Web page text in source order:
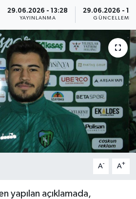
29.06.2026 - 13:28
YAYINLANMA
29.06.2026 -
GÜNCELLEME
A- A+
yapılan açıklamada,